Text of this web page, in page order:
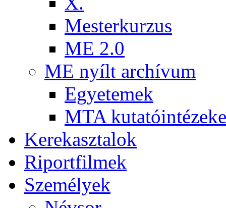
Mesterkurzus
ME 2.0
ME nyílt archívum
Egyetemek
MTA
Kerekasztalok
Riportfilmek
Személyek